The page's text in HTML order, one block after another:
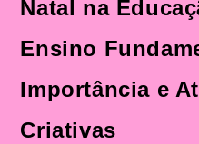
Natal na
Ensino
Importância e
Criativas